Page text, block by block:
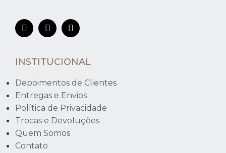
INSTITUCIONAL
Depoimentos de Clientes
Entregas e Envios
Política de Privacidade
Trocas e Devoluções
Quem Somos
Contato